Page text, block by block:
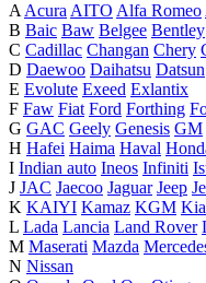
A Acura AITO Alfa Romeo
B Baic Baw Belgee Bentley
C Cadillac Changan Chery
D Daewoo Daihatsu Datsun
E Evolute Exeed Exlantix
F Faw Fiat Ford Forthing
G GAC Geely Genesis GM
H Hafei Haima Haval
I Indian auto Ineos Infiniti
J JAC Jaecoo Jaguar Jeep
K KAIYI Kamaz KGM Kia
L Lada Lancia Land Rover
M Maserati Mazda
N Nissan